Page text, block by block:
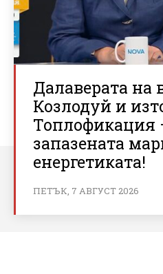
Далаверата на
Козлодуй и
Топлофикация
запазената
енергетиката!
ПЕТЪК, 7 АВГУСТ 2026